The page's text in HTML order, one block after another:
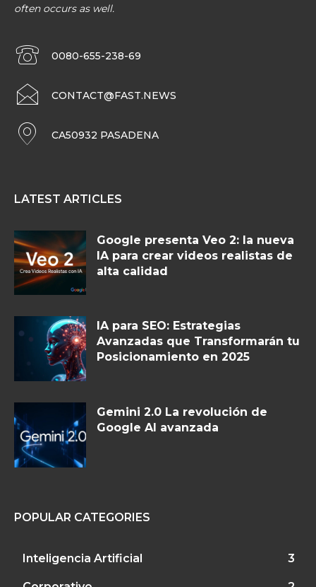
often occurs as well.
0080-655-238-69
CONTACT@FAST.NEWS
CA50932 PASADENA
LATEST ARTICLES
Google presenta Veo 2: la nueva
IA para crear videos realistas de
alta calidad
IA para SEO: Estrategias
Avanzadas que Transformarán tu
Posicionamiento en 2025
Gemini 2.0 La revolución de
Google AI avanzada
POPULAR CATEGORIES
Inteligencia Artificial 3